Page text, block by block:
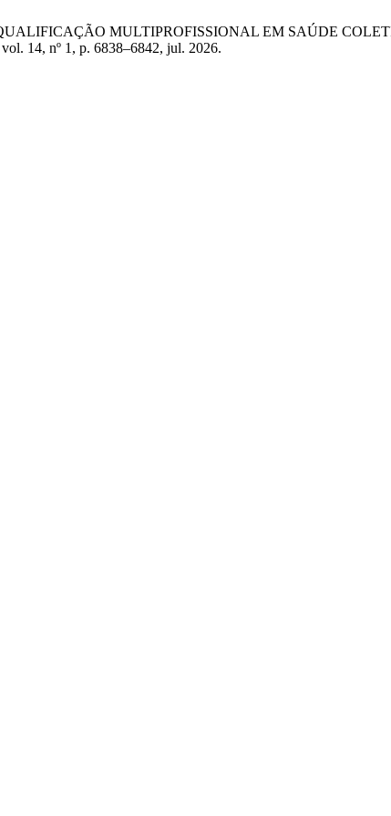
MULTIPROFISSIONAL EM SAÚDE
vol. 14, nº 1, p. 6838–6842, jul. 2026.